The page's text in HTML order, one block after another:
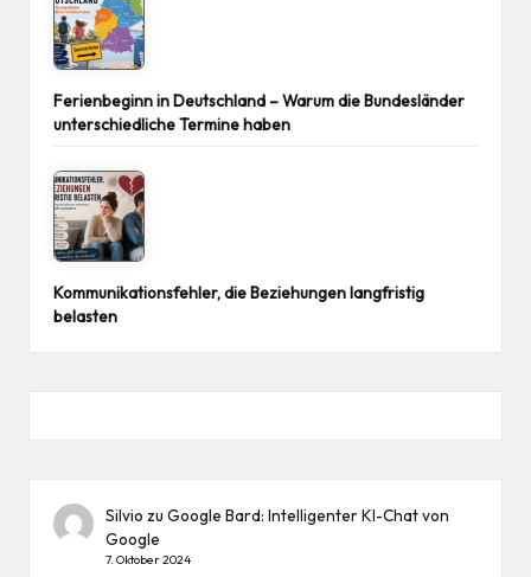
Ferienbeginn in Deutschland – Warum die Bundesländer
unterschiedliche Termine haben
Kommunikationsfehler, die Beziehungen langfristig
belasten
Silvio zuGoogle Bard: Intelligenter KI-Chat von
Google
7. Oktober 2024